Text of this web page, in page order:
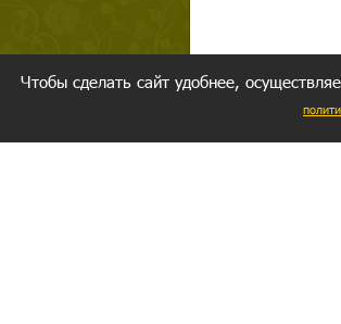
Чтобы сделать сайт удобнее,